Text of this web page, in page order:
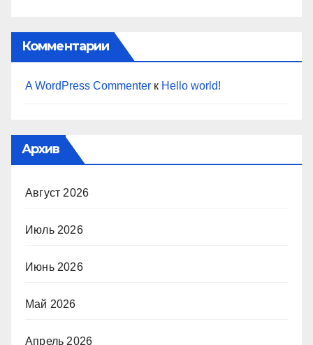
Комментарии
A WordPress Commenter к Hello world!
Архив
Август 2026
Июль 2026
Июнь 2026
Май 2026
Апрель 2026